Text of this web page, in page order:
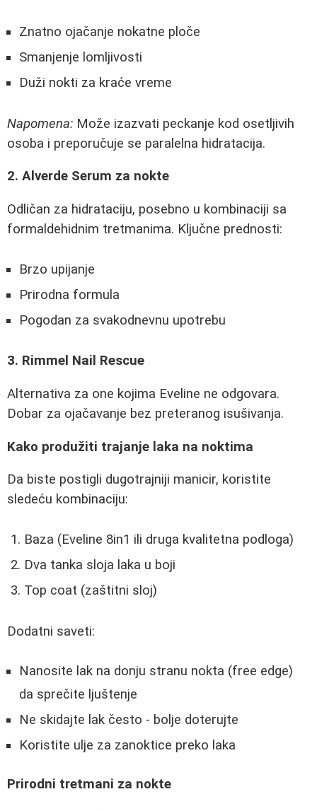
Znatno ojačanje nokatne ploče
Smanjenje lomljivosti
Duži nokti za kraće vreme
Napomena: Može izazvati peckanje kod osetljivih
osoba i preporučuje se paralelna hidratacija.
2. Alverde Serum za nokte
Odličan za hidrataciju, posebno u kombinaciji sa
formaldehidnim tretmanima. Ključne prednosti:
Brzо upijanje
Prirodna formula
Pogodan za svakodnevnu upotrebu
3. Rimmel Nail Rescue
Alternativa za one kojima Eveline ne odgovara.
Dobar za ojačavanje bez preteranog isušivanja.
Kako produžiti trajanje laka na noktima
Da biste postigli dugotrajniji manicir, koristite
sledeću kombinaciju:
Baza (Eveline 8in1 ili druga kvalitetna podloga)
Dva tanka sloja laka u boji
Top coat (zaštitni sloj)
Dodatni saveti:
Nanosite lak na donju stranu nokta (free edge)
da sprečite ljuštenje
Ne skidajte lak često - bolje doterujte
Koristite ulje za zanoktice preko laka
Prirodni tretmani za nokte